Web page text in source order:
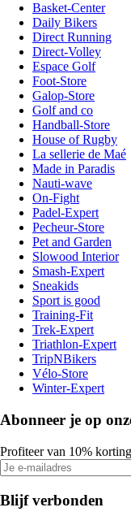
Basket-Center
Daily Bikers
Direct Running
Direct-Volley
Espace Golf
Foot-Store
Galop-Store
Golf and co
Handball-Store
House of Rugby
La sellerie de Maé
Made in Paradis
Nauti-wave
On-Fight
Padel-Expert
Pecheur-Store
Pet and Garden
Slowood Interior
Smash-Expert
Sneakids
Sport is good
Training-Fit
Trek-Expert
Triathlon-Expert
TripNBikers
Vélo-Store
Winter-Expert
Abonneer je op
Profiteer van 10%
Blijf verbonden